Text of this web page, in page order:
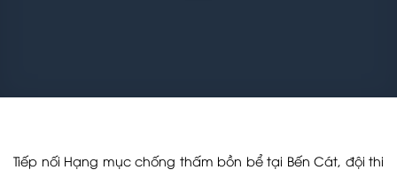
Tiếp nối Hạng mục chống thấm bồn bể tại Bến Cát, đội thi